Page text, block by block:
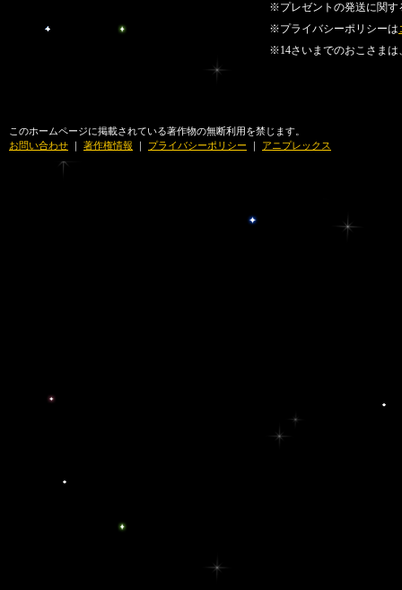
※プレゼントの発送に関す
※プライバシーポリシーは
※14さいまでのおこさまは
このホームページに掲載されている著作物の無断利用を禁じます。
お問い合わせ ｜ 著作権情報 ｜ プライバシーポリシー ｜ アニプレックス